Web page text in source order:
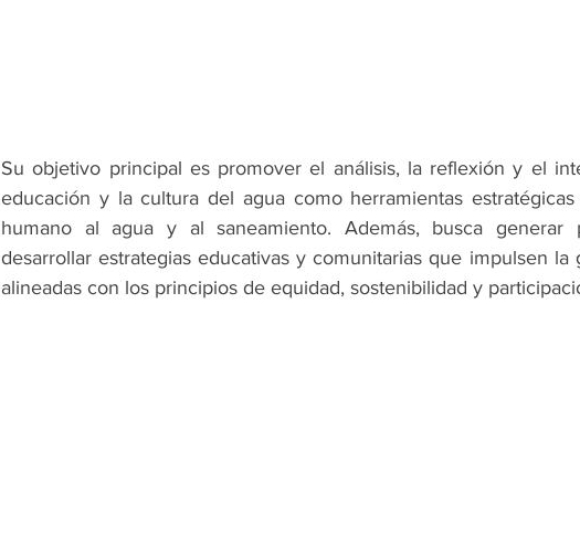
Su objetivo principal es promover el análisis, la reflexión y el
educación y la cultura del agua como herramientas
humano al agua y al saneamiento. Además, busca generar
desarrollar estrategias educativas y comunitarias que impulsen la
alineadas con los principios de equidad, sostenibilidad y